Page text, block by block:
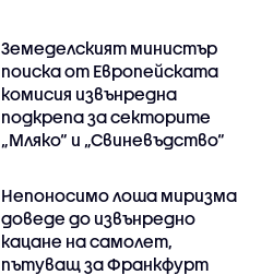
Земеделският министър
поиска от Европейската
комисия извънредна
подкрепа за секторите
„Мляко“ и „Свиневъдство“
Непоносимо лоша миризма
доведе до извънредно
кацане на самолет,
пътуващ за Франкфурт